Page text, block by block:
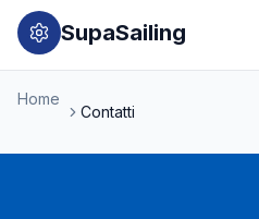
SupaSailing
Home
Contatti